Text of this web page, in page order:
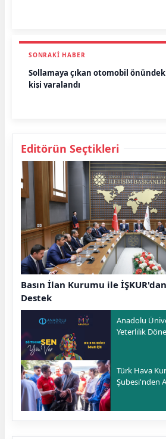
SONRAKI HABER
Sollamaya çıkan otomobil
kişi yaralandı
Editörün Seçtikleri
Basın İlan Kurumu ile
Destek
Anadolu
Yeterlilik
Türk Hava
Şubesi'nden